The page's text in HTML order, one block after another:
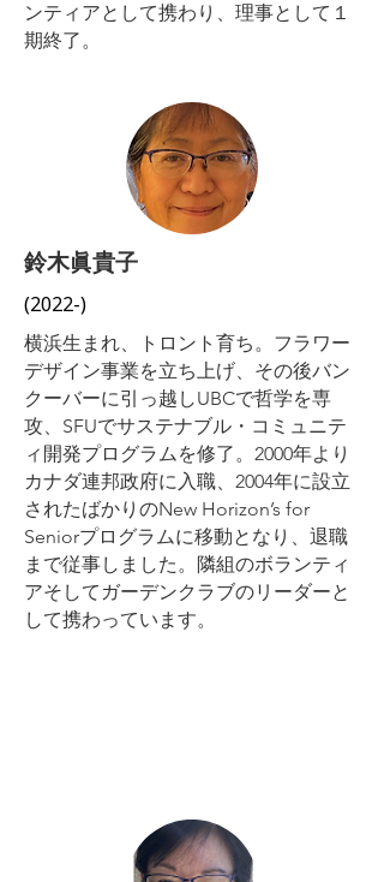
ンティアとして携わり、理事として１
期終了。
鈴木眞貴子
(2022-)
横浜生まれ、トロント育ち。フラワー
デザイン事業を立ち上げ、その後バン
クーバーに引っ越しUBCで哲学を専
攻、SFUでサステナブル・コミュニテ
ィ開発プログラムを修了。2000年より
カナダ連邦政府に入職、2004年に設立
されたばかりのNew Horizon’s for
Seniorプログラムに移動となり、退職
まで従事しました。隣組のボランティ
アそしてガーデンクラブのリーダーと
して携わっています。